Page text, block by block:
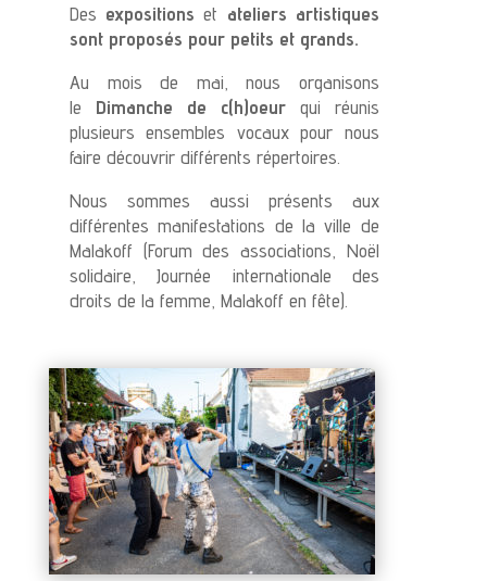
Des expositions et ateliers artistiques
sont proposés pour petits et grands.
Au mois de mai, nous organisons
le Dimanche de c(h)oeur qui réunis
plusieurs ensembles vocaux pour nous
faire découvrir différents répertoires.
Nous sommes aussi présents aux
différentes manifestations de la ville de
Malakoff (Forum des associations, Noël
solidaire, Journée internationale des
droits de la femme, Malakoff en fête).